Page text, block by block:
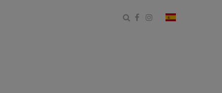
Abrir formulario de
Facebook
Instagram
cambiar país